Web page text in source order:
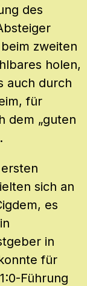
des
zweiten
holen,
auch durch
für
dem „guten
sich an
es
in
für
Führung